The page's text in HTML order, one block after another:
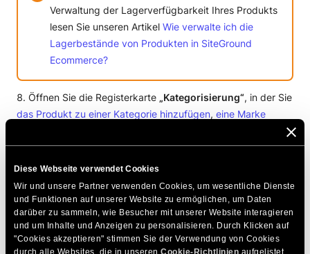
Diese Webseite verwendet Cookies
Wir und unsere Partner verwenden Cookies, um wesentliche Dienste
und Funktionen auf unserer Website zu ermöglichen, um Daten
darüber zu sammeln, wie Besucher mit unserer Website interagieren
und um Inhalte und Anzeigen zu personalisieren. Durch Klicken auf
"Cookies akzeptieren" stimmen Sie der Verwendung von Cookies
durch alle Websites, die in unseren Cookie-Richtlinien aufgelistet
Verwaltung der Lagerverfügbarkeit Ihres Produkts
lesen Sie unseren Artikel Wie verwalte ich die
Lagerbestände von Produkten in SiteGround
Ecommerce?
Öffnen Sie die Registerkarte „Kategorisierung“, in der Sie
das Produkt zu einer Kategorie hinzufügen, eine Marke
SiteGround E-Commerce schlägt eine Klassifizierung für Ihr
Produkt vor. Wenn sie korrekt ist, klicken Sie einfach auf das
Häkchen oder wählen Sie eine andere Gruppe für Ihr Produkt
aus dem Dropdown-Menü aus.